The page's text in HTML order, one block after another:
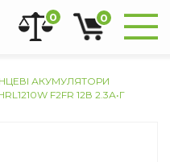
0 0
АКУМУЛЯТОРИ
F2FR 12В 2.3А•Г